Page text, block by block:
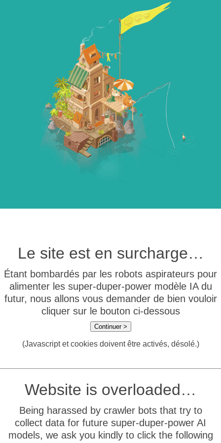
Le site est en surcharge…
Étant bombardés par les robots aspirateurs pour
alimenter les super-duper-power modèle IA du
futur, nous allons vous demander de bien vouloir
cliquer sur le bouton ci-dessous
Continuer >
(Javascript et cookies doivent être activés, désolé.)
Website is overloaded…
Being harassed by crawler bots that try to
collect data for future super-duper-power AI
models, we ask you kindly to click the following